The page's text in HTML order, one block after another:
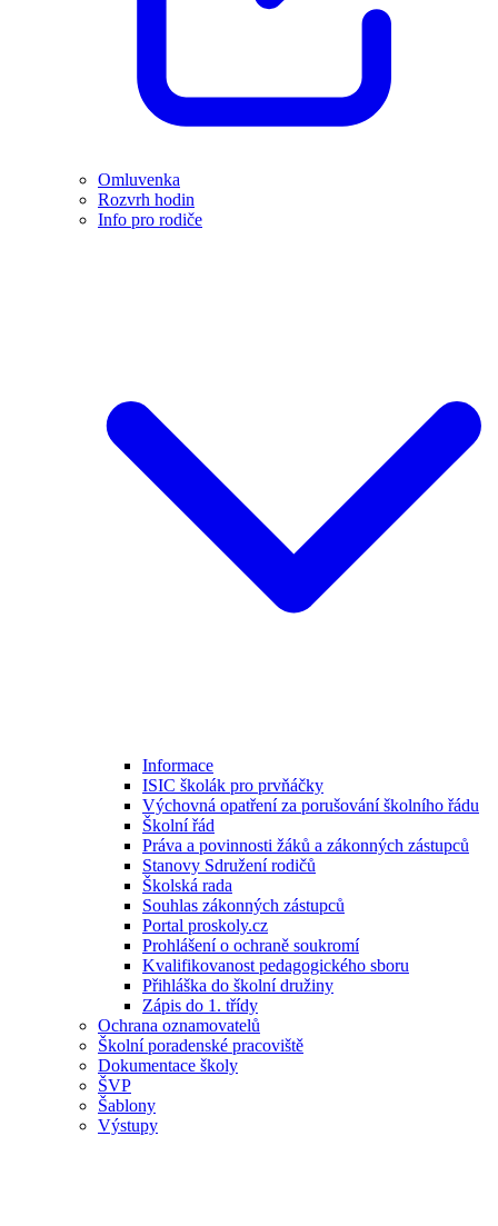
Omluvenka
Rozvrh hodin
Info pro rodiče
Informace
ISIC školák pro prvňáčky
Výchovná opatření za porušování školního řádu
Školní řád
Práva a povinnosti žáků a zákonných zástupců
Stanovy Sdružení rodičů
Školská rada
Souhlas zákonných zástupců
Portal proskoly.cz
Prohlášení o ochraně soukromí
Kvalifikovanost pedagogického sboru
Přihláška do školní družiny
Zápis do 1. třídy
Ochrana oznamovatelů
Školní poradenské pracoviště
Dokumentace školy
ŠVP
Šablony
Výstupy